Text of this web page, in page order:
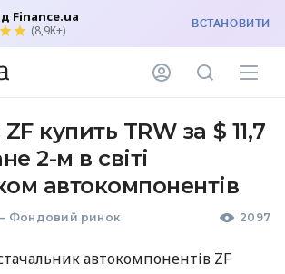
Finance.ua
(8,9K+) ВСТАНОВИТИ
купить TRW за $ 11,7
2-м в світі
автокомпонентів
Фондовий ринок 2097
автокомпонентів ZF